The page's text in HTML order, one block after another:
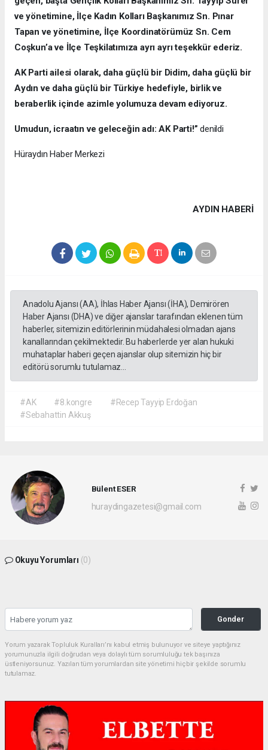
ve yönetimine, İlçe Kadın Kolları Başkanımız Sn. Pınar
Tapan ve yönetimine, İlçe Koordinatörümüz Sn. Cem
Coşkun’a ve İlçe Teşkilatımıza ayrı ayrı teşekkür ederiz.
AK Parti ailesi olarak, daha güçlü bir Didim, daha güçlü bir
Aydın ve daha güçlü bir Türkiye hedefiyle, birlik ve
beraberlik içinde azimle yolumuza devam ediyoruz.
Umudun, icraatın ve geleceğin adı: AK Parti!” denildi
Hüraydın Haber Merkezi
AYDIN HABERİ
Anadolu Ajansı (AA), İhlas Haber Ajansı (İHA), Demirören
Haber Ajansı (DHA) ve diğer ajanslar tarafından eklenen tüm
haberler, sitemizin editörlerinin müdahalesi olmadan ajans
kanallarından çekilmektedir. Bu haberlerde yer alan hukuki
muhataplar haberi geçen ajanslar olup sitemizin hiç bir
editörü sorumlu tutulamaz...
#AK #8.kongre
#Recep Tayyip Erdoğan
#Sebahattin Akkuş
Bülent ESER
huraydingazetesi@gmail.com
Okuyu Yorumları (0)
Gonder
Yorum yazarak Topluluk Kuralları’nı kabul etmiş bulunuyor ve siteye yaptığınız
yorumunuzla ilgili doğrudan veya dolaylı tüm sorumluluğu tek başınıza
üstleniyorsunuz. Yazılan tüm yorumlardan site yönetimi hiçbir şekilde sorumlu
tutulamaz.